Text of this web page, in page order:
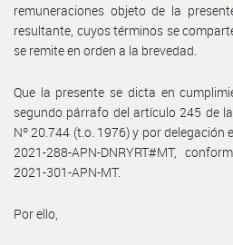
remuneraciones objeto de la
resultante, cuyos términos se
se remite en orden a la brevedad.
Que la presente se dicta en
segundo párrafo del artículo 245 de
Nº 20.744 (t.o. 1976) y por
2021-288-APN-DNRYRT#MT,
2021-301-APN-MT.
Por ello,